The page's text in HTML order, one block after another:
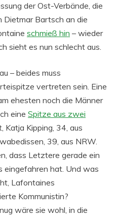
der Ost-Verbände, die
Dietmar Bartsch an die
schmieß hin – wieder
sieht es nun schlecht aus.
– beides muss
vertreten sein. Eine
ehesten noch die Männer
eine Spitze aus zwei
Katja Kipping, 34, aus
39, aus NRW.
dass Letztere gerade ein
eingefahren hat. Und was
Lafontaines
Kommunistin?
wäre sie wohl, in die